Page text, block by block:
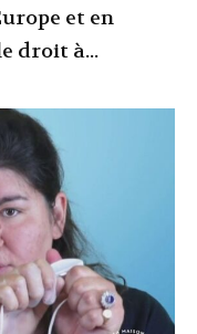
et en
droit à...